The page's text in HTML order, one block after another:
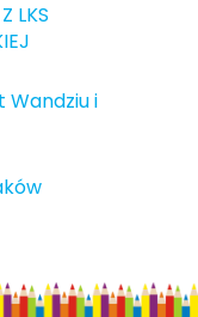
LKS
Wandziu i